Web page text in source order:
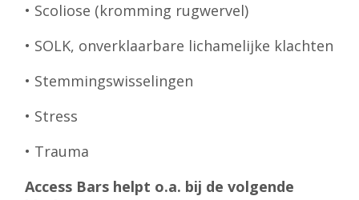
• Scoliose (kromming rugwervel)
• SOLK, onverklaarbare lichamelijke klachten
• Stemmingswisselingen
• Stress
• Trauma
Access Bars helpt o.a. bij de volgende